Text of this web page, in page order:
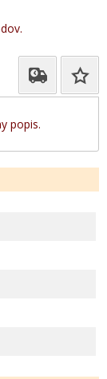
popis.